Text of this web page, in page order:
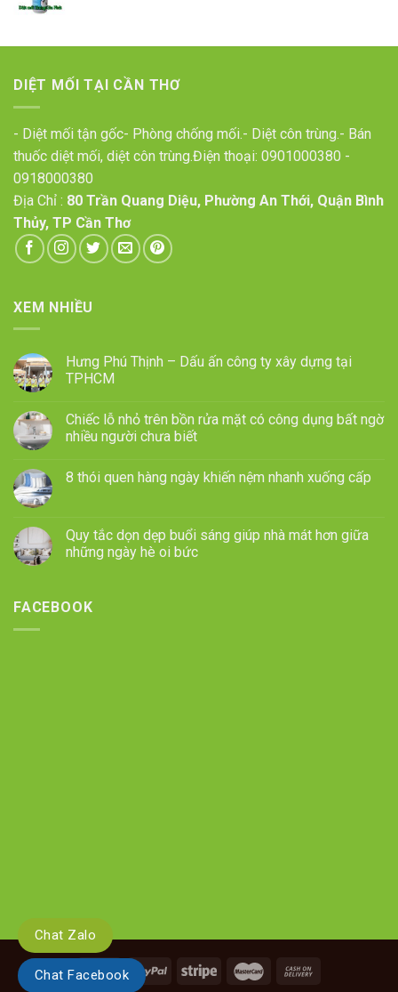
DIỆT MỐI TẠI CẦN THƠ
- Diệt mối tận gốc- Phòng chống mối.- Diệt côn trùng.- Bán
thuốc diệt mối, diệt côn trùng.Điện thoại: 0901000380 -
0918000380
Địa Chỉ : 80 Trần Quang Diệu, Phường An Thới, Quận Bình
Thủy, TP Cần Thơ
XEM NHIỀU
Hưng Phú Thịnh – Dấu ấn công ty xây dựng tại
TPHCM
Chiếc lỗ nhỏ trên bồn rửa mặt có công dụng bất ngờ
nhiều người chưa biết
8 thói quen hàng ngày khiến nệm nhanh xuống cấp
Quy tắc dọn dẹp buổi sáng giúp nhà mát hơn giữa
những ngày hè oi bức
FACEBOOK
Chat Zalo
Chat Facebook